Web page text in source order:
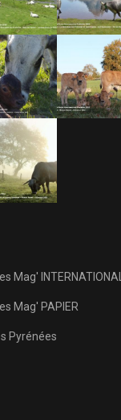
Mag' INTERNATIONAL
Mag' PAPIER
Pyrénées